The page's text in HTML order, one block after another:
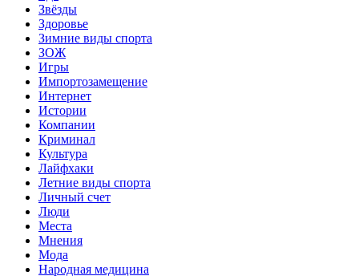
Звёзды
Здоровье
Зимние виды спорта
ЗОЖ
Игры
Импортозамещение
Интернет
Истории
Компании
Криминал
Культура
Лайфхаки
Летние виды спорта
Личный счет
Люди
Места
Мнения
Мода
Народная медицина